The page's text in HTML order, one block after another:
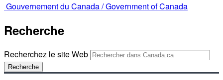
Gouvernement du Canada /Government of Canada
Recherche
Recherchez le site Web
Recherche